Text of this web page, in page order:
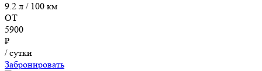
9.2 л / 100 км
ОТ
5900
₽
/ сутки
Забронировать